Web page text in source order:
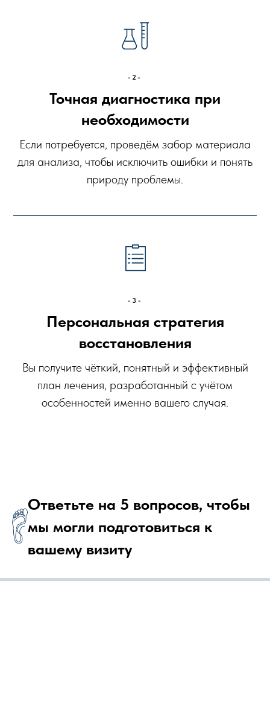
-2-
Точная диагностика при
необходимости
Если потребуется, проведём забор материала
для анализа, чтобы исключить ошибки и понять
природу проблемы.
-3-
Персональная стратегия
восстановления
Вы получите чёткий, понятный и эффективный
план лечения, разработанный с учётом
особенностей именно вашего случая.
Ответьте на 5 вопросов, чтобы
мы могли подготовиться к
вашему визиту